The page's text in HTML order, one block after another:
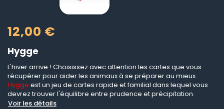
12,00 €
Hygge
L'hiver arrive ! Choisissez avec attention les cartes que vous
récupérer pour aider les animaux à se préparer au mieux.
Hygge est un jeu de cartes rapide et familial dans lequel vous
devrez trouver l'équilibre entre prudence et précipitation.
Voir les détails